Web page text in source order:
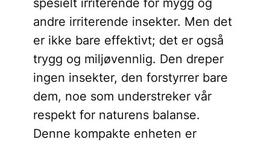
spesielt irriterende for mygg og
andre irriterende insekter. Men det
er ikke bare effektivt; det er også
trygg og miljøvennlig. Den dreper
ingen insekter, den forstyrrer bare
dem, noe som understreker vår
respekt for naturens balanse.
Denne kompakte enheten er